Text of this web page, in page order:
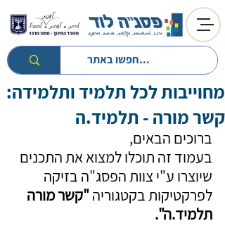
חזרה לטיפים
מחוייבות לכל תלמיד ותלמידה:
קשר מורה - תלמיד.ה
ברוכים הבאים,
בעמוד זה תוכלו למצוא את התכנים
שיוצרו ע"י צוות הפסג"ה בזיקה
לפרקטיקות בקטגוריה "קשר מורה
תלמיד.ה".